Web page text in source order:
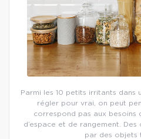
Parmi les 10 petits irritants dans
régler pour vrai, on peut
correspond pas aux besoins
d’espace et de rangement.
par des objets